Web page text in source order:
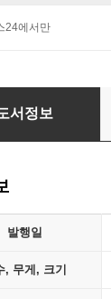
24에서만
그리스도인
서정보
발행일
, 무게, 크기